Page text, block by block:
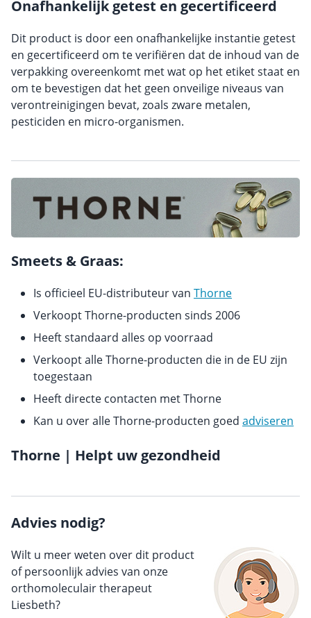
Onafhankelijk getest en gecertificeerd
Dit product is door een onafhankelijke instantie getest
en gecertificeerd om te verifiëren dat de inhoud van de
verpakking overeenkomt met wat op het etiket staat en
om te bevestigen dat het geen onveilige niveaus van
verontreinigingen bevat, zoals zware metalen,
pesticiden en micro-organismen.
Smeets & Graas:
Is officieel EU-distributeur van Thorne
Verkoopt Thorne-producten sinds 2006
Heeft standaard alles op voorraad
Verkoopt alle Thorne-producten die in de EU zijn
toegestaan
Heeft directe contacten met Thorne
Kan u over alle Thorne-producten goed adviseren
Thorne | Helpt uw gezondheid
Advies nodig?
Wilt u meer weten over dit product
of persoonlijk advies van onze
orthomoleculair therapeut
Liesbeth?